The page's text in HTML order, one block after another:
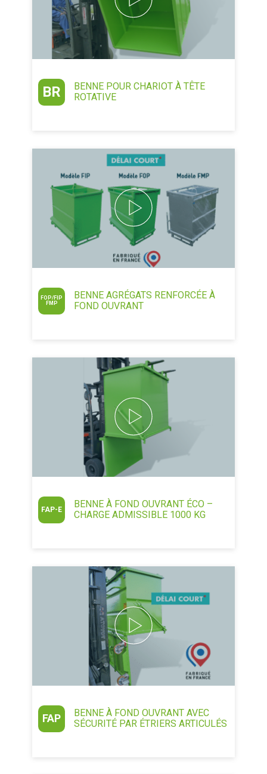
BR
BENNE POUR CHARIOT À TÊTE
ROTATIVE
FOP/FIP
FMP
BENNE AGRÉGATS RENFORCÉE À
FOND OUVRANT
FAP-E
BENNE À FOND OUVRANT ÉCO –
CHARGE ADMISSIBLE 1000 KG
FAP
BENNE À FOND OUVRANT AVEC
SÉCURITÉ PAR ÉTRIERS ARTICULÉS